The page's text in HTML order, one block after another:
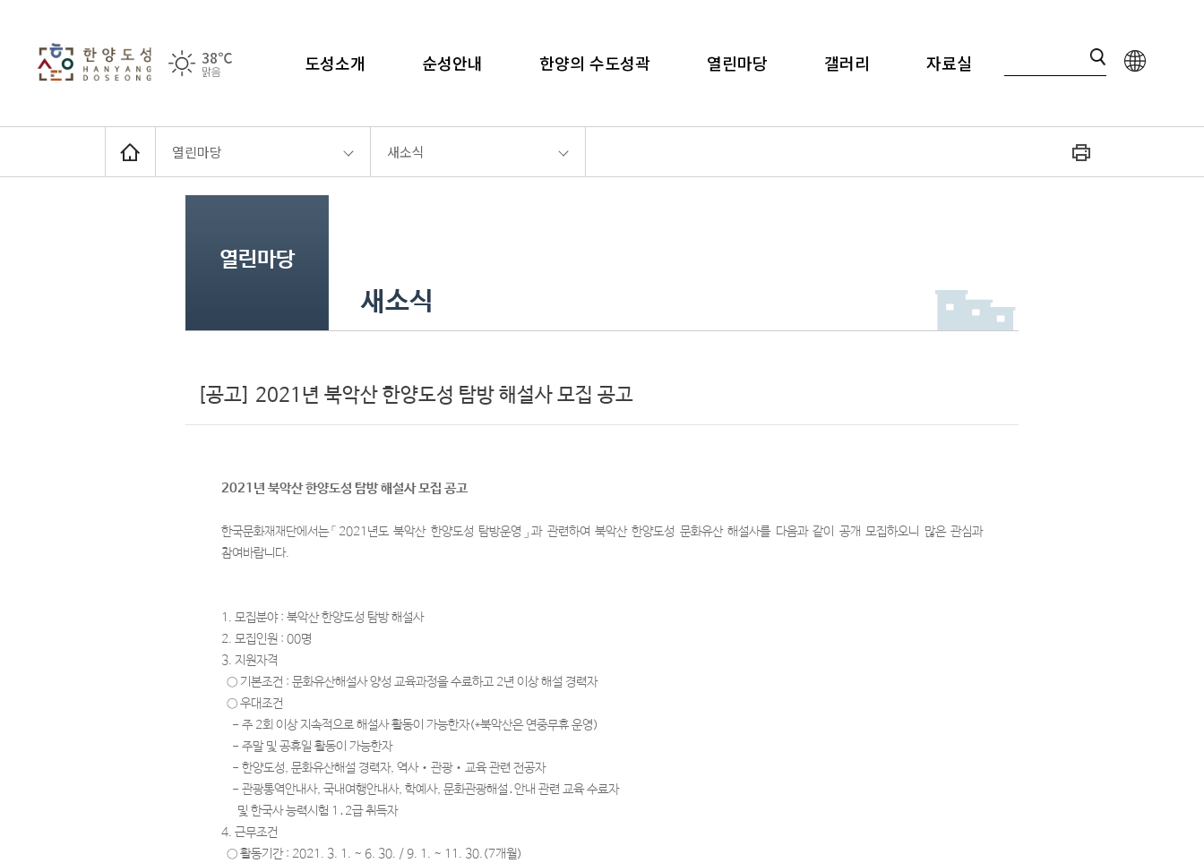
38℃
맑음 도성소개 순성안내 한양의 수도성곽 열린마당 갤러리 자료실
language
열린마당 새소식
열린마당
새소식
[공고] 2021년 북악산 한양도성 탐방 해설사 모집 공고
2021년 북악산 한양도성 탐방 해설사 모집 공고
한국문화재재단에서는「2021년도 북악산 한양도성 탐방운영」과 관련하여 북악산 한양도성 문화유산 해설사를 다음과 같이 공개 모집하오니 많은 관심과
참여바랍니다.
1. 모집분야 : 북악산 한양도성 탐방 해설사
2. 모집인원 : 00명
3. 지원자격
○ 기본조건 : 문화유산해설사 양성 교육과정을 수료하고 2년 이상 해설 경력자
○ 우대조건
- 주 2회 이상 지속적으로 해설사 활동이 가능한자(*북악산은 연중무휴 운영)
- 주말 및 공휴일 활동이 가능한자
- 한양도성, 문화유산해설 경력자, 역사‧관광‧교육 관련 전공자
- 관광통역안내사, 국내여행안내사, 학예사, 문화관광해설․안내 관련 교육 수료자
및 한국사 능력시험 1․2급 취득자
4. 근무조건
○ 활동기간 : 2021. 3. 1. ~ 6. 30. / 9. 1. ~ 11. 30.(7개월)